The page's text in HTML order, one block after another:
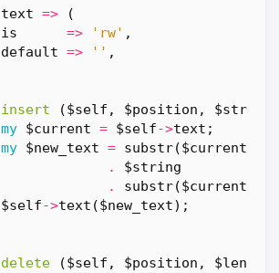
text =>
(
is
=> 'rw' ,
default => '' ,
insert
($self, $position,
my $current = $self->text ;
my $new_text = substr($current
.
$string
.
substr($current
$self->text ($new_text);
delete
($self, $position,